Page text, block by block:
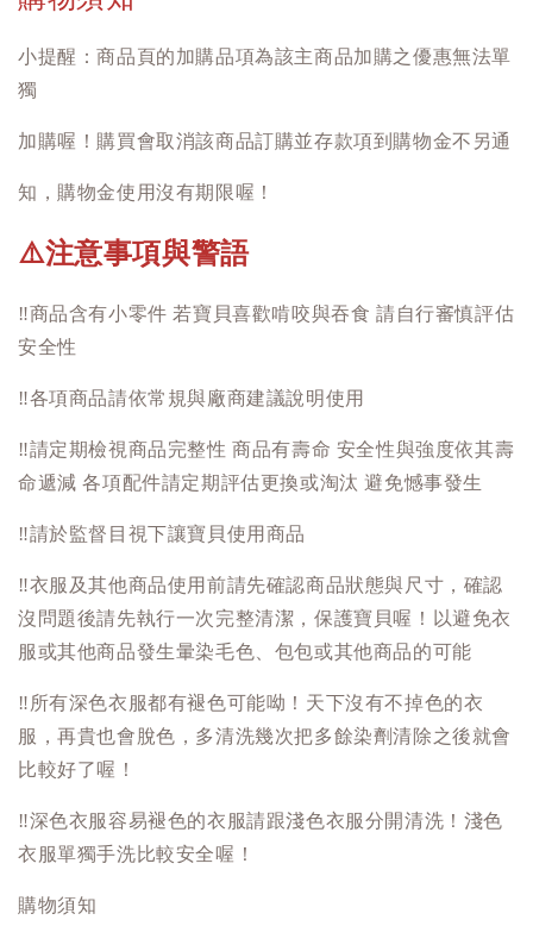
小提醒：商品頁的加購品項為該主商品加購之優惠無法單
獨
加購喔！購買會取消該商品訂購並存款項到購物金不另通
知，購物金使用沒有期限喔！
⚠️注意事項與警語
‼️商品含有小零件 若寶貝喜歡啃咬與吞食 請自行審慎評估
安全性
‼️各項商品請依常規與廠商建議說明使用
‼️請定期檢視商品完整性 商品有壽命 安全性與強度依其壽
命遞減 各項配件請定期評估更換或淘汰 避免憾事發生
‼️請於監督目視下讓寶貝使用商品
‼️衣服及其他商品使用前請先確認商品狀態與尺寸，確認
沒問題後請先執行一次完整清潔，保護寶貝喔！以避免衣
服或其他商品發生暈染毛色、包包或其他商品的可能
‼️ 所有深色衣服都有褪色可能呦！天下沒有不掉色的衣
服，再貴也會脫色，多清洗幾次把多餘染劑清除之後就會
比較好了喔！
‼️深色衣服容易褪色的衣服請跟淺色衣服分開清洗！淺色
衣服單獨手洗比較安全喔！
購物須知